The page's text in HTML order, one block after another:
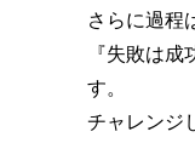
さらに過程
『失敗は
す。
チャレンジ